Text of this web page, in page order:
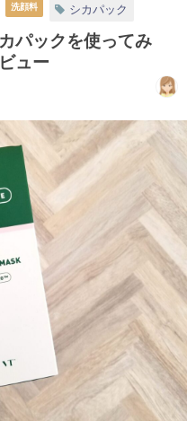
洗顔料 シカパック
パックを使ってみ
ュー